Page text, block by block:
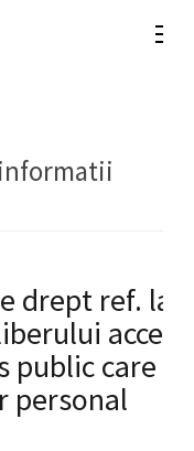
drept ref. la
acces
public care
personal